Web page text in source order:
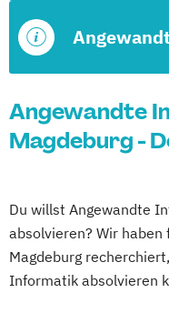
Angewandte
Magdeburg -
Du willst Angewandte
absolvieren? Wir
Magdeburg
Informatik absolvieren